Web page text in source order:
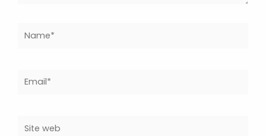
Name*
Email*
Site